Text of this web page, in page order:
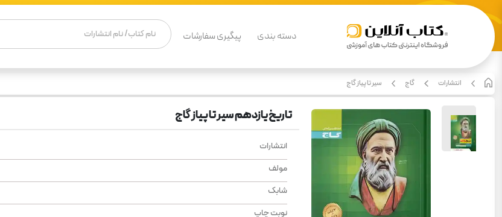
دسته بندی پیگیری سفارشات
انتشارات گاج سیر تا پیاز گاج
تاریخ یازدهم سیر تا پیاز گاج
انتشارات
مولف
شابک
نوبت چاپ